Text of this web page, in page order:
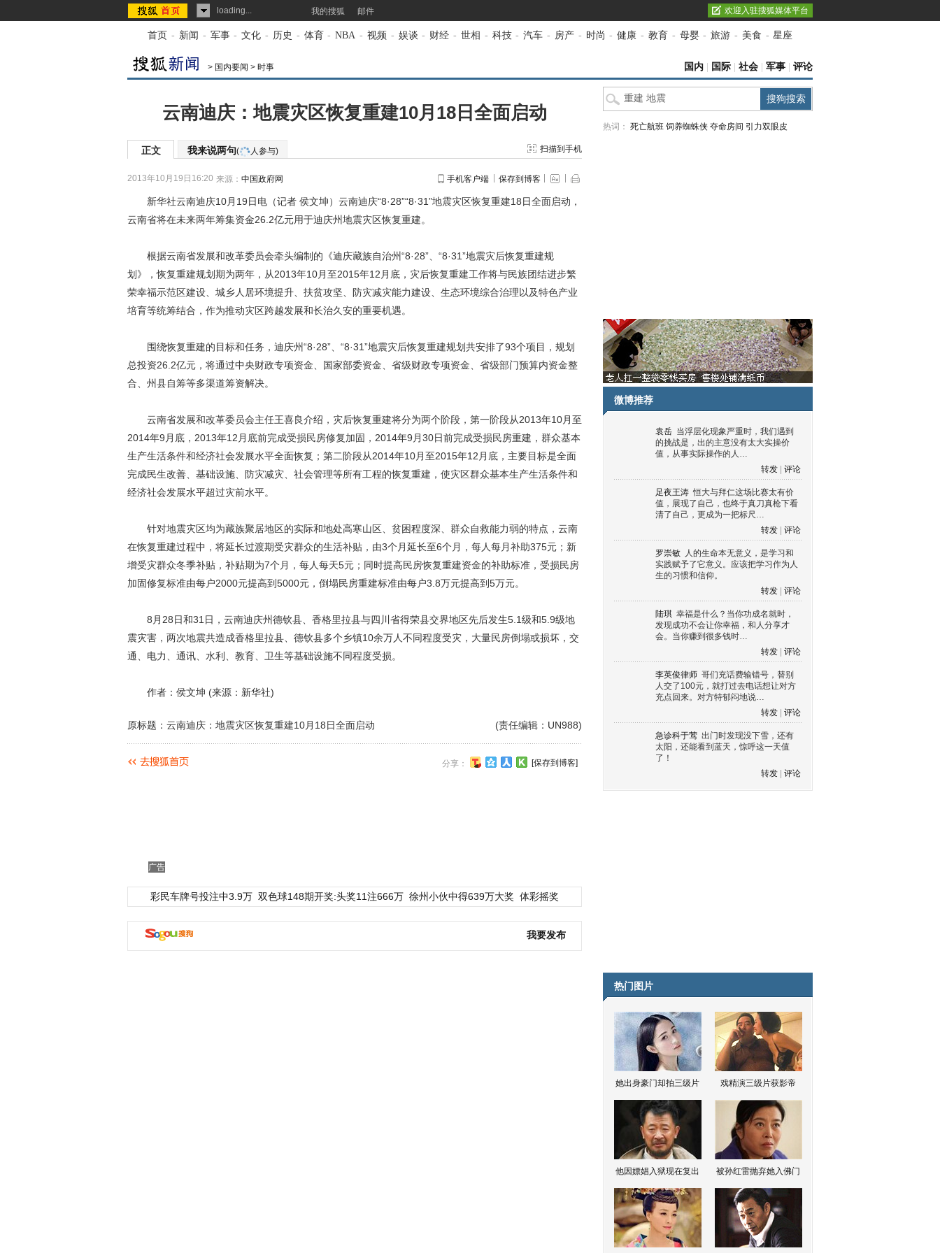
loading... 我的搜狐 邮件 欢迎入驻搜狐媒体平台
首页 - 新闻 - 军事 - 文化 - 历史 - 体育 - NBA - 视频 - 娱谈 - 财经 - 世相 - 科技 - 汽车 - 房产 - 时尚 - 健康 - 教育 - 母婴 - 旅游 - 美食 - 星座
> 国内要闻 > 时事 国内 国际 社会 军事 评论
云南迪庆：地震灾区恢复重建10月18日全面启动
正文 我来说两句( 人参与) 扫描到手机
2013年10月19日16:20 来源： 中国政府网 手机客户端 保存到博客
新华社云南迪庆10月19日电（记者 侯文坤）云南迪庆“8·28”“8·31”地震灾区恢复重建18日全面启动，
云南省将在未来两年筹集资金26.2亿元用于迪庆州地震灾区恢复重建。
根据云南省发展和改革委员会牵头编制的《迪庆藏族自治州“8·28”、“8·31”地震灾后恢复重建规
划》，恢复重建规划期为两年，从2013年10月至2015年12月底，灾后恢复重建工作将与民族团结进步繁
荣幸福示范区建设、城乡人居环境提升、扶贫攻坚、防灾减灾能力建设、生态环境综合治理以及特色产业
培育等统筹结合，作为推动灾区跨越发展和长治久安的重要机遇。
围绕恢复重建的目标和任务，迪庆州“8·28”、“8·31”地震灾后恢复重建规划共安排了93个项目，规划
总投资26.2亿元，将通过中央财政专项资金、国家部委资金、省级财政专项资金、省级部门预算内资金整
合、州县自筹等多渠道筹资解决。
云南省发展和改革委员会主任王喜良介绍，灾后恢复重建将分为两个阶段，第一阶段从2013年10月至
2014年9月底，2013年12月底前完成受损民房修复加固，2014年9月30日前完成受损民房重建，群众基本
生产生活条件和经济社会发展水平全面恢复；第二阶段从2014年10月至2015年12月底，主要目标是全面
完成民生改善、基础设施、防灾减灾、社会管理等所有工程的恢复重建，使灾区群众基本生产生活条件和
经济社会发展水平超过灾前水平。
针对地震灾区均为藏族聚居地区的实际和地处高寒山区、贫困程度深、群众自救能力弱的特点，云南
在恢复重建过程中，将延长过渡期受灾群众的生活补贴，由3个月延长至6个月，每人每月补助375元；新
增受灾群众冬季补贴，补贴期为7个月，每人每天5元；同时提高民房恢复重建资金的补助标准，受损民房
加固修复标准由每户2000元提高到5000元，倒塌民房重建标准由每户3.8万元提高到5万元。
8月28日和31日，云南迪庆州德钦县、香格里拉县与四川省得荣县交界地区先后发生5.1级和5.9级地
震灾害，两次地震共造成香格里拉县、德钦县多个乡镇10余万人不同程度受灾，大量民房倒塌或损坏，交
通、电力、通讯、水利、教育、卫生等基础设施不同程度受损。
作者：侯文坤 (来源：新华社)
(责任编辑：UN988)
原标题：云南迪庆：地震灾区恢复重建10月18日全面启动
分享： [保存到博客]
广告
彩民车牌号投注中3.9万 双色球148期开奖:头奖11注666万 徐州小伙中得639万大奖 体彩摇奖
我要发布
热词： 死亡航班 饲养蜘蛛侠 夺命房间 引力双眼皮
微博推荐
袁岳 当浮层化现象严重时，我们遇到
的挑战是，出的主意没有太大实操价
值，从事实际操作的人…
转发
评论
足夜王涛 恒大与拜仁这场比赛太有价
值，展现了自己，也终于真刀真枪下看
清了自己，更成为一把标尺…
转发
评论
罗崇敏 人的生命本无意义，是学习和
实践赋予了它意义。应该把学习作为人
生的习惯和信仰。
转发
评论
陆琪 幸福是什么？当你功成名就时，
发现成功不会让你幸福，和人分享才
会。当你赚到很多钱时…
转发
评论
李英俊律师 哥们充话费输错号，替别
人交了100元，就打过去电话想让对方
充点回来。对方特郁闷地说…
转发
评论
急诊科于莺 出门时发现没下雪，还有
太阳，还能看到蓝天，惊呼这一天值
了！
转发
评论
热门图片
她出身豪门却拍三级片 戏精演三级片获影帝
他因嫖娼入狱现在复出 被孙红雷抛弃她入佛门